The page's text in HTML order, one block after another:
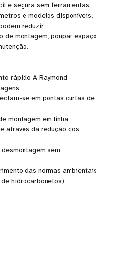
e segura sem ferramentas.
e modelos disponíveis,
reduzir
de montagem, poupar espaço
rápido A Raymond
se em pontas curtas de
montagem em linha
através da redução dos
sem
das normas ambientais
hidrocarbonetos)